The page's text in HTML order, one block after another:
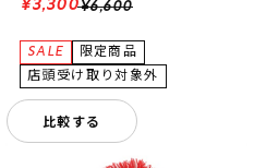
¥6,600
¥3,300
比較する